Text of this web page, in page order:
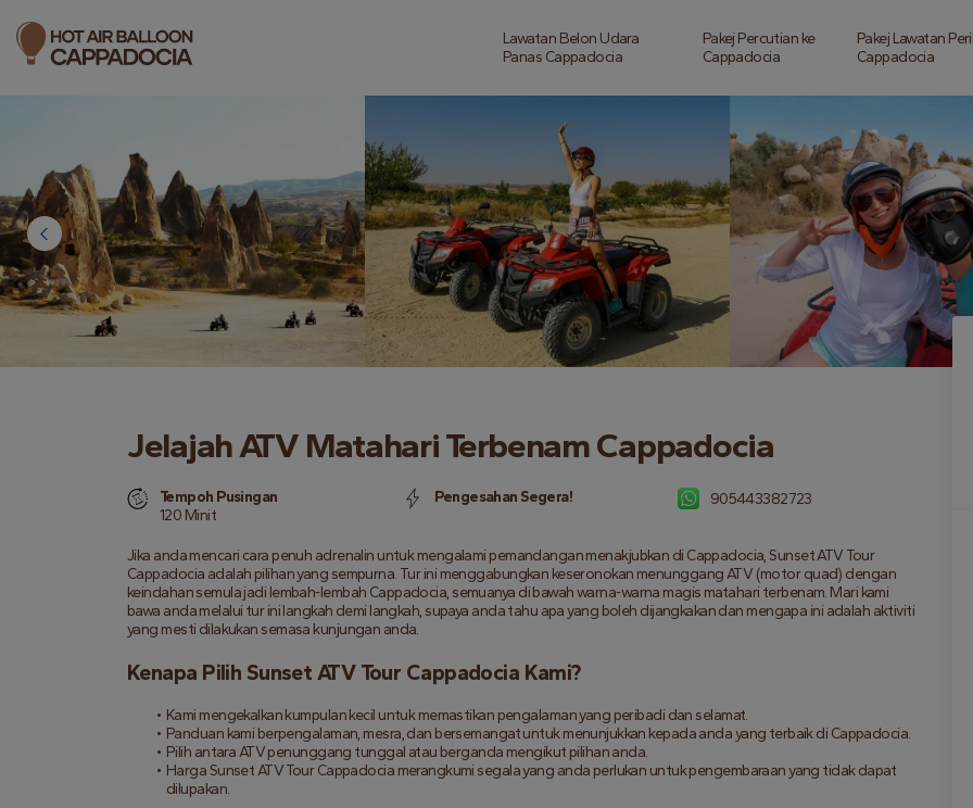
Lawatan Belon Udara
Panas Cappadocia
Pakej Percutian ke
Cappadocia
Pakej Lawatan
Cappadocia
Jelajah ATV Matahari Terbenam Cappadocia
Tempoh Pusingan
120 Minit
Pengesahan Segera! 905443382723
Jika anda mencari cara penuh adrenalin untuk mengalami pemandangan menakjubkan di Cappadocia, Sunset ATV Tour
Cappadocia adalah pilihan yang sempurna. Tur ini menggabungkan keseronokan menunggang ATV (motor quad) dengan
keindahan semula jadi lembah-lembah Cappadocia, semuanya di bawah warna-warna magis matahari terbenam. Mari kami
bawa anda melalui tur ini langkah demi langkah, supaya anda tahu apa yang boleh dijangkakan dan mengapa ini adalah aktiviti
yang mesti dilakukan semasa kunjungan anda.
Kenapa Pilih Sunset ATV Tour Cappadocia Kami?
Kami mengekalkan kumpulan kecil untuk memastikan pengalaman yang peribadi dan selamat.
Panduan kami berpengalaman, mesra, dan bersemangat untuk menunjukkan kepada anda yang terbaik di Cappadocia.
Pilih antara ATV penunggang tunggal atau berganda mengikut pilihan anda.
Harga Sunset ATV Tour Cappadocia merangkumi segala yang anda perlukan untuk pengembaraan yang tidak dapat
dilupakan.